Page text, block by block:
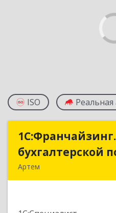
ISO
бухгалтерской
Артем